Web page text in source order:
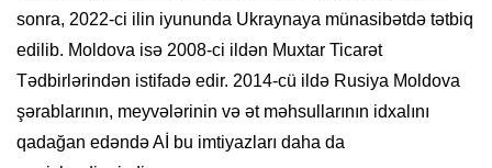
sonra, 2022-ci ilin iyununda Ukraynaya münasibətdə tətbiq
edilib. Moldova isə 2008-ci ildən Muxtar Ticarət
Tədbirlərindən istifadə edir. 2014-cü ildə Rusiya Moldova
şərablarının, meyvələrinin və ət məhsullarının idxalını
qadağan edəndə Aİ bu imtiyazları daha da